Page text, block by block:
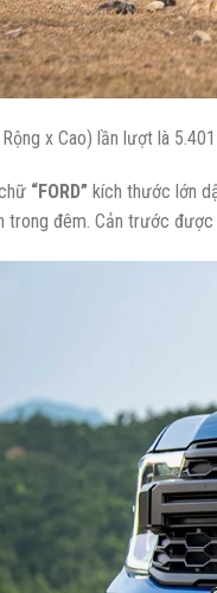
x Cao) lần lượt là
“FORD” kích thước lớn
trong đêm. Cản trước